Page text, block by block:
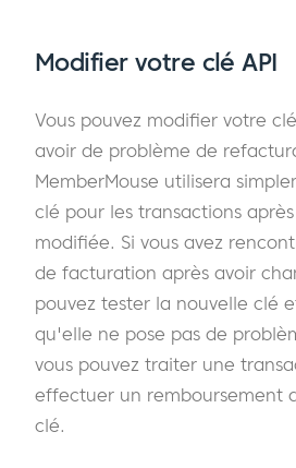
Modifier votre clé API
Vous pouvez modifier votre
avoir de problème de
MemberMouse utilisera
clé pour les transactions
modifiée. Si vous avez
de facturation après avoir
pouvez tester la nouvelle clé
qu'elle ne pose pas de
vous pouvez traiter une
effectuer un remboursement
clé.